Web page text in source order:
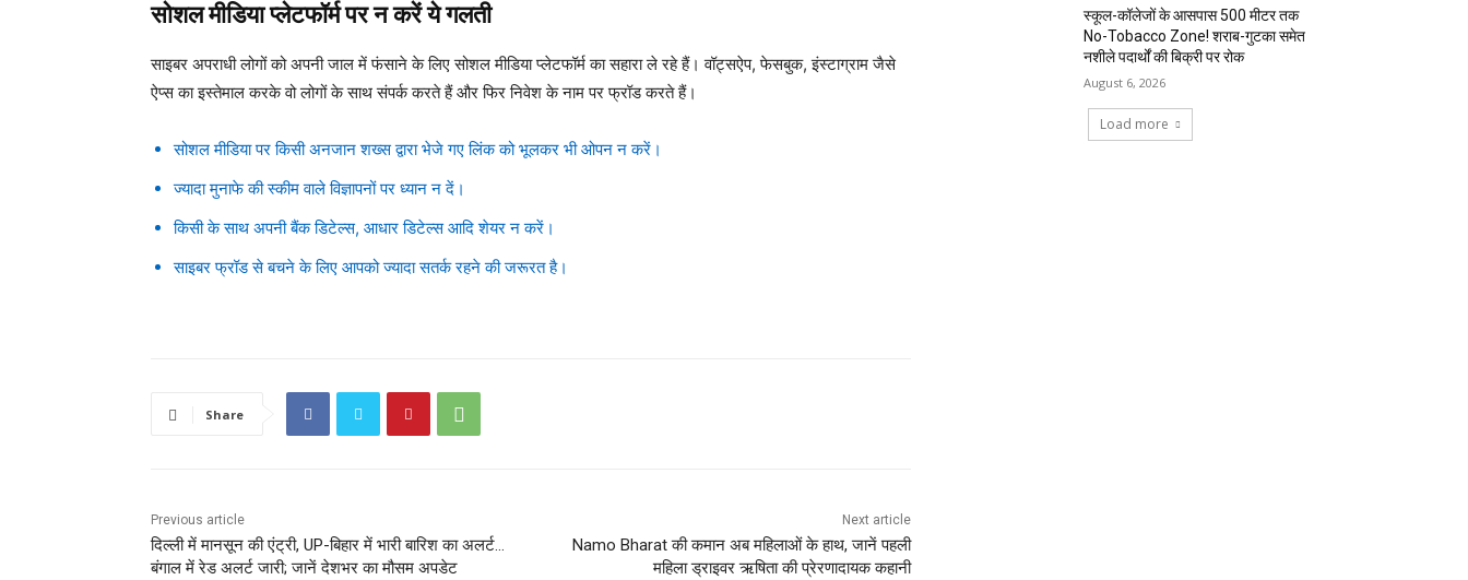
सोशल मीडिया प्लेटफॉर्म पर न करें ये गलती
साइबर अपराधी लोगों को अपनी जाल में फंसाने के लिए सोशल मीडिया प्लेटफॉर्म का सहारा ले रहे हैं। वॉट्सऐप, फेसबुक, इंस्टाग्राम जैसे
ऐप्स का इस्तेमाल करके वो लोगों के साथ संपर्क करते हैं और फिर निवेश के नाम पर फ्रॉड करते हैं।
सोशल मीडिया पर किसी अनजान शख्स द्वारा भेजे गए लिंक को भूलकर भी ओपन न करें।
ज्यादा मुनाफे की स्कीम वाले विज्ञापनों पर ध्यान न दें।
किसी के साथ अपनी बैंक डिटेल्स, आधार डिटेल्स आदि शेयर न करें।
साइबर फ्रॉड से बचने के लिए आपको ज्यादा सतर्क रहने की जरूरत है।
Share
Previous article
दिल्ली में मानसून की एंट्री, UP-बिहार में भारी बारिश का अलर्ट…
बंगाल में रेड अलर्ट जारी; जानें देशभर का मौसम अपडेट
Next article
Namo Bharat की कमान अब महिलाओं के हाथ, जानें पहली
महिला ड्राइवर ऋषिता की प्रेरणादायक कहानी
स्कूल-कॉलेजों के आसपास 500 मीटर तक
No-Tobacco Zone! शराब-गुटका समेत
नशीले पदार्थों की बिक्री पर रोक
August 6, 2026
Load more